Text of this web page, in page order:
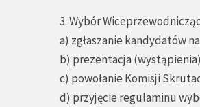
3. Wybór
a) zgłaszanie kandydatów
b) prezentacja
c) powołanie Komisji
d) przyjęcie regulaminu